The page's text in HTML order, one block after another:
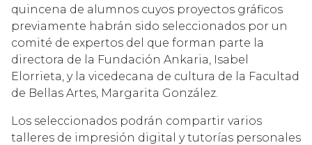
quincena de alumnos cuyos proyectos gráficos
previamente habrán sido seleccionados por un
comité de expertos del que forman parte la
directora de la Fundación Ankaria, Isabel
Elorrieta, y la vicedecana de cultura de la Facultad
de Bellas Artes, Margarita González.
Los seleccionados podrán compartir varios
talleres de impresión digital y tutorías personales